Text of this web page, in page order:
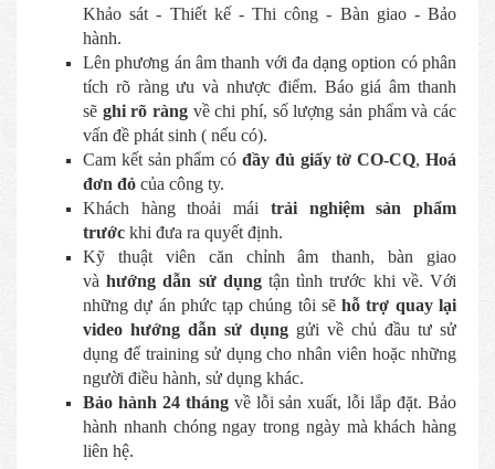
Khảo sát - Thiết kế - Thi công - Bàn giao - Bảo
hành.
Lên phương án âm thanh với đa dạng option có phân
tích rõ ràng ưu và nhược điểm. Báo giá âm thanh
sẽ ghi rõ ràng về chi phí, số lượng sản phẩm và các
vấn đề phát sinh ( nếu có).
Cam kết sản phẩm có đầy đủ giấy tờ CO-CQ,Hoá
đơn đỏ của công ty.
Khách hàng thoải mái trải nghiệm sản phẩm
trước khi đưa ra quyết định.
Kỹ thuật viên căn chỉnh âm thanh, bàn giao
vàhướng dẫn sử dụngtận tình trước khi về. Với
những dự án phức tạp chúng tôi sẽhỗ trợ quay lại
video hướng dẫn sử dụng gửi về chủ đầu tư sử
dụng để training sử dụng cho nhân viên hoặc những
người điều hành, sử dụng khác.
Bảo hành 24 thángvề lỗi sản xuất, lỗi lắp đặt. Bảo
hành nhanh chóng ngay trong ngày mà khách hàng
liên hệ.